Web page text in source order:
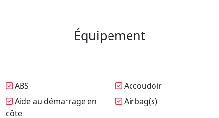
Équipement
ABS
Accoudoir
Aide au démarrage en
côte
Airbag(s)